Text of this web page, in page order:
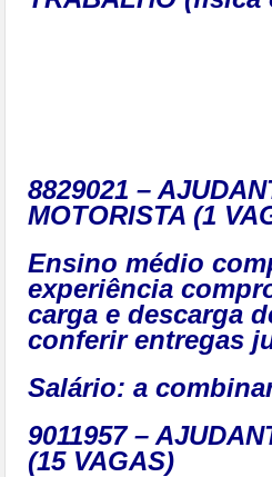
8829021 –
MOTORISTA (1
Ensino médio
experiência
carga e descarga
conferir entregas
Salário: a
9011957 –
(15 VAGAS)